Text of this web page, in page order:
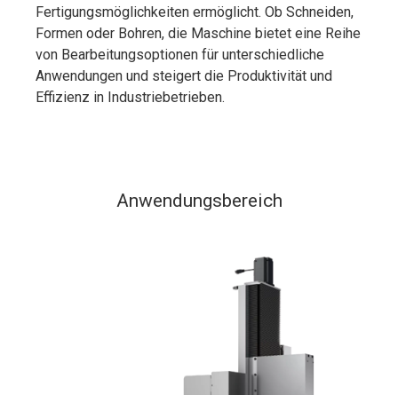
Fertigungsmöglichkeiten ermöglicht. Ob Schneiden,
Formen oder Bohren, die Maschine bietet eine Reihe
von Bearbeitungsoptionen für unterschiedliche
Anwendungen und steigert die Produktivität und
Effizienz in Industriebetrieben.
Anwendungsbereich